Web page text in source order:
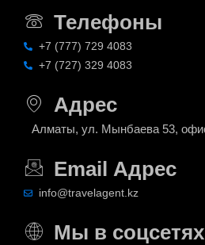
Телефоны
+7 (777) 729 4083
+7 (727) 329 4083
Адрес
Алматы, ул. Мынбаева 53,
Email Адрес
info@travelagent.kz
Мы в соцсетях